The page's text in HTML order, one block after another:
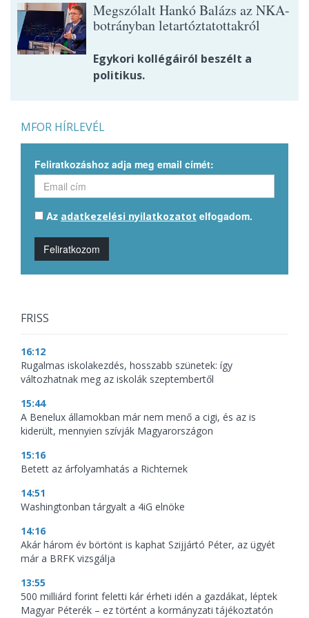
Megszólalt Hankó Balázs az NKA-
botrányban letartóztatottakról
Egykori kollégáiról beszélt a
politikus.
MFOR HÍRLEVÉL
Feliratkozáshoz adja meg email címét:
Az adatkezelési nyilatkozatot elfogadom.
Feliratkozom
FRISS
16:12
Rugalmas iskolakezdés, hosszabb szünetek: így
változhatnak meg az iskolák szeptembertől
15:44
A Benelux államokban már nem menő a cigi, és az is
kiderült, mennyien szívják Magyarországon
15:16
Betett az árfolyamhatás a Richternek
14:51
Washingtonban tárgyalt a 4iG elnöke
14:16
Akár három év börtönt is kaphat Szijjártó Péter, az ügyét
már a BRFK vizsgálja
13:55
500 milliárd forint feletti kár érheti idén a gazdákat, léptek
Magyar Péterék – ez történt a kormányzati tájékoztatón